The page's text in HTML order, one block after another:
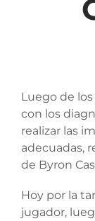
Luego de
con los
realizar las
adecuadas,
de Byron
Hoy por la
jugador,